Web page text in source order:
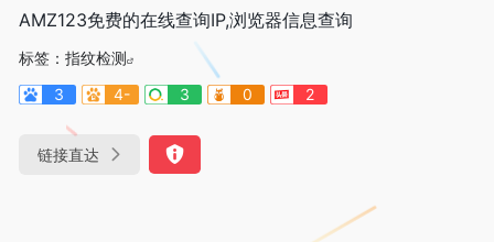
AMZ123免费的在线查询IP,浏览器信息查询
标签： 指纹检测
3
4- 3 0 2
链接直达